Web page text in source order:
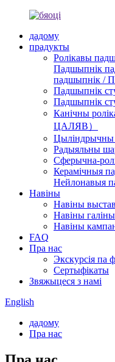
дадому
прадукты
Ролікавы
Падшыпнік
падшыпнік /
Падшыпнік
Падшыпнік
Канічны
ЦАЛЯВ）
Цыліндрычны
Радыяльны
Сферычна-
Керамічныя
Нейлонавыя
Навіны
Навіны
Навіны галіны
Навіны
FAQ
Пра нас
Экскурсія па
Сертыфікаты
Звяжыцеся з намі
English
дадому
Пра нас